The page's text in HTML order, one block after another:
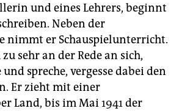
und eines Lehrers, beginnt
Neben der
nimmt er Schauspielunterricht.
sehr an der Rede an sich,
spreche, vergesse dabei den
Er zieht mit einer
Land, bis im Mai 1941 der